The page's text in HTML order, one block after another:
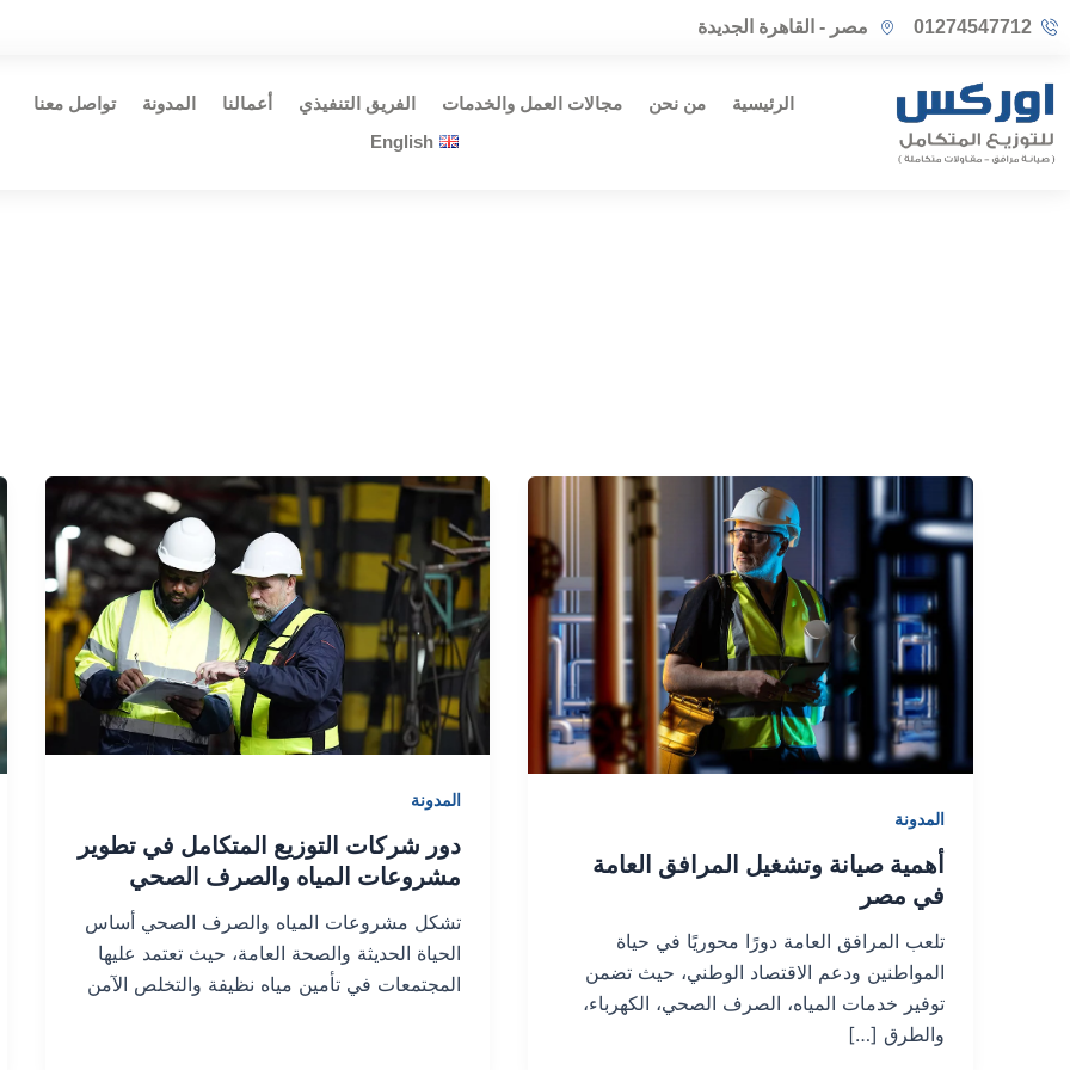
تخطي
المحتوى
01274547712 مصر - القاهرة الجديدة
الرئيسية من نحن مجالات العمل والخدمات الفريق التنفيذي أعمالنا المدونة
تواصل معنا
English
المدونة
أهمية صيانة وتشغيل المرافق العامة
في مصر
تلعب المرافق العامة دورًا محوريًا في حياة
المواطنين ودعم الاقتصاد الوطني، حيث تضمن
توفير خدمات المياه، الصرف الصحي، الكهرباء،
والطرق […]
المدونة
دور شركات التوزيع المتكامل في تطوير
مشروعات المياه والصرف الصحي
تشكل مشروعات المياه والصرف الصحي أساس
الحياة الحديثة والصحة العامة، حيث تعتمد عليها
المجتمعات في تأمين مياه نظيفة والتخلص الآمن